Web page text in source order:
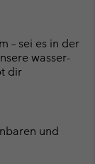
– sei es in der
wasser-
dir
und